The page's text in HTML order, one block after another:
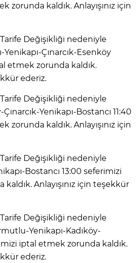
zorunda kaldık. Anlayışınız için
Değişikliği nedeniyle
Yenikapı-Çınarcık-Esenköy
etmek zorunda kaldık.
ederiz.
Değişikliği nedeniyle
Yenikapı-Bostancı 11:40
zorunda kaldık. Anlayışınız için
Değişikliği nedeniyle
Bostancı 13:00 seferimizi
Anlayışınız için teşekkür
Değişikliği nedeniyle
Yenikapı-Kadıköy-
iptal etmek zorunda kaldık.
ederiz.